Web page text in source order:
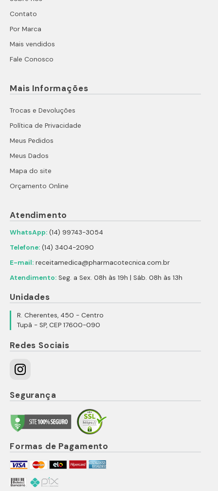
Contato
Por Marca
Mais vendidos
Fale Conosco
Mais Informações
Trocas e Devoluções
Política de Privacidade
Meus Pedidos
Meus Dados
Mapa do site
Orçamento Online
Atendimento
WhatsApp: (14) 99743-3054
Telefone: (14) 3404-2090
E-mail: receitamedica@pharmacotecnica.com.br
Atendimento: Seg. a Sex. 08h às 19h | Sáb. 08h às 13h
Unidades
R. Cherentes, 450 - Centro
Tupã - SP, CEP 17600-090
Redes Sociais
Segurança
Formas de Pagamento